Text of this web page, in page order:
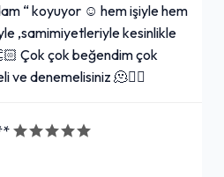
“ koyuyor ☺️ hem işiyle hem
,samimiyetleriyle kesinlikle
Çok çok beğendim çok
ve denemelisiniz 🫠👌🏻